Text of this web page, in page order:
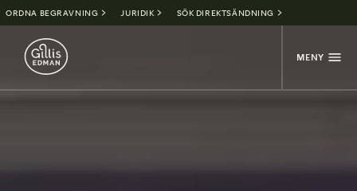
ORDNA BEGRAVNING JURIDIK SÖK DIREKTSÄNDNING
MENY